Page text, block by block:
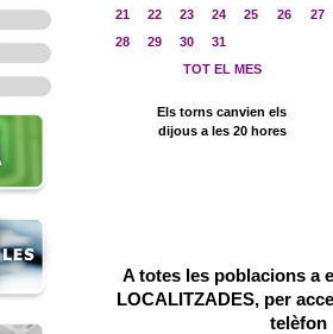
21
22 23 24 25 26
27
28
29 30
31
TOT EL MES
Els torns canvien els
dijous a les 20 hores
A totes les poblacions a
LOCALITZADES, per
telèfon